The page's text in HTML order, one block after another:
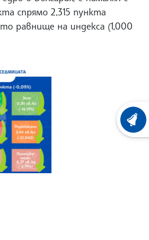
спрямо 2,315 пункта
равнище на индекса (1,000